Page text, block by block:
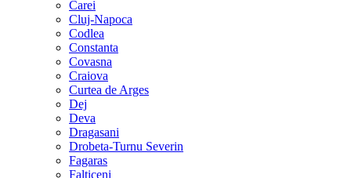
Carei
Cluj-Napoca
Codlea
Constanta
Covasna
Craiova
Curtea de Arges
Dej
Deva
Dragasani
Drobeta-Turnu Severin
Fagaras
Falticeni